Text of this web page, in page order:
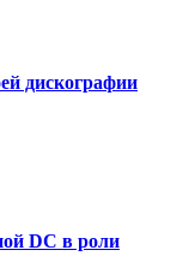
дискографии
DC в роли